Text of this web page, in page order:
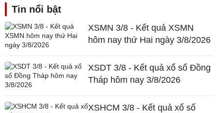
Tin nổi bật
XSMN 3/8 - Kết quả XSMN
hôm nay thứ Hai ngày 3/8/2026
XSDT 3/8 - Kết quả xổ số Đồng
Tháp hôm nay 3/8/2026
XSHCM 3/8 - Kết quả xổ số